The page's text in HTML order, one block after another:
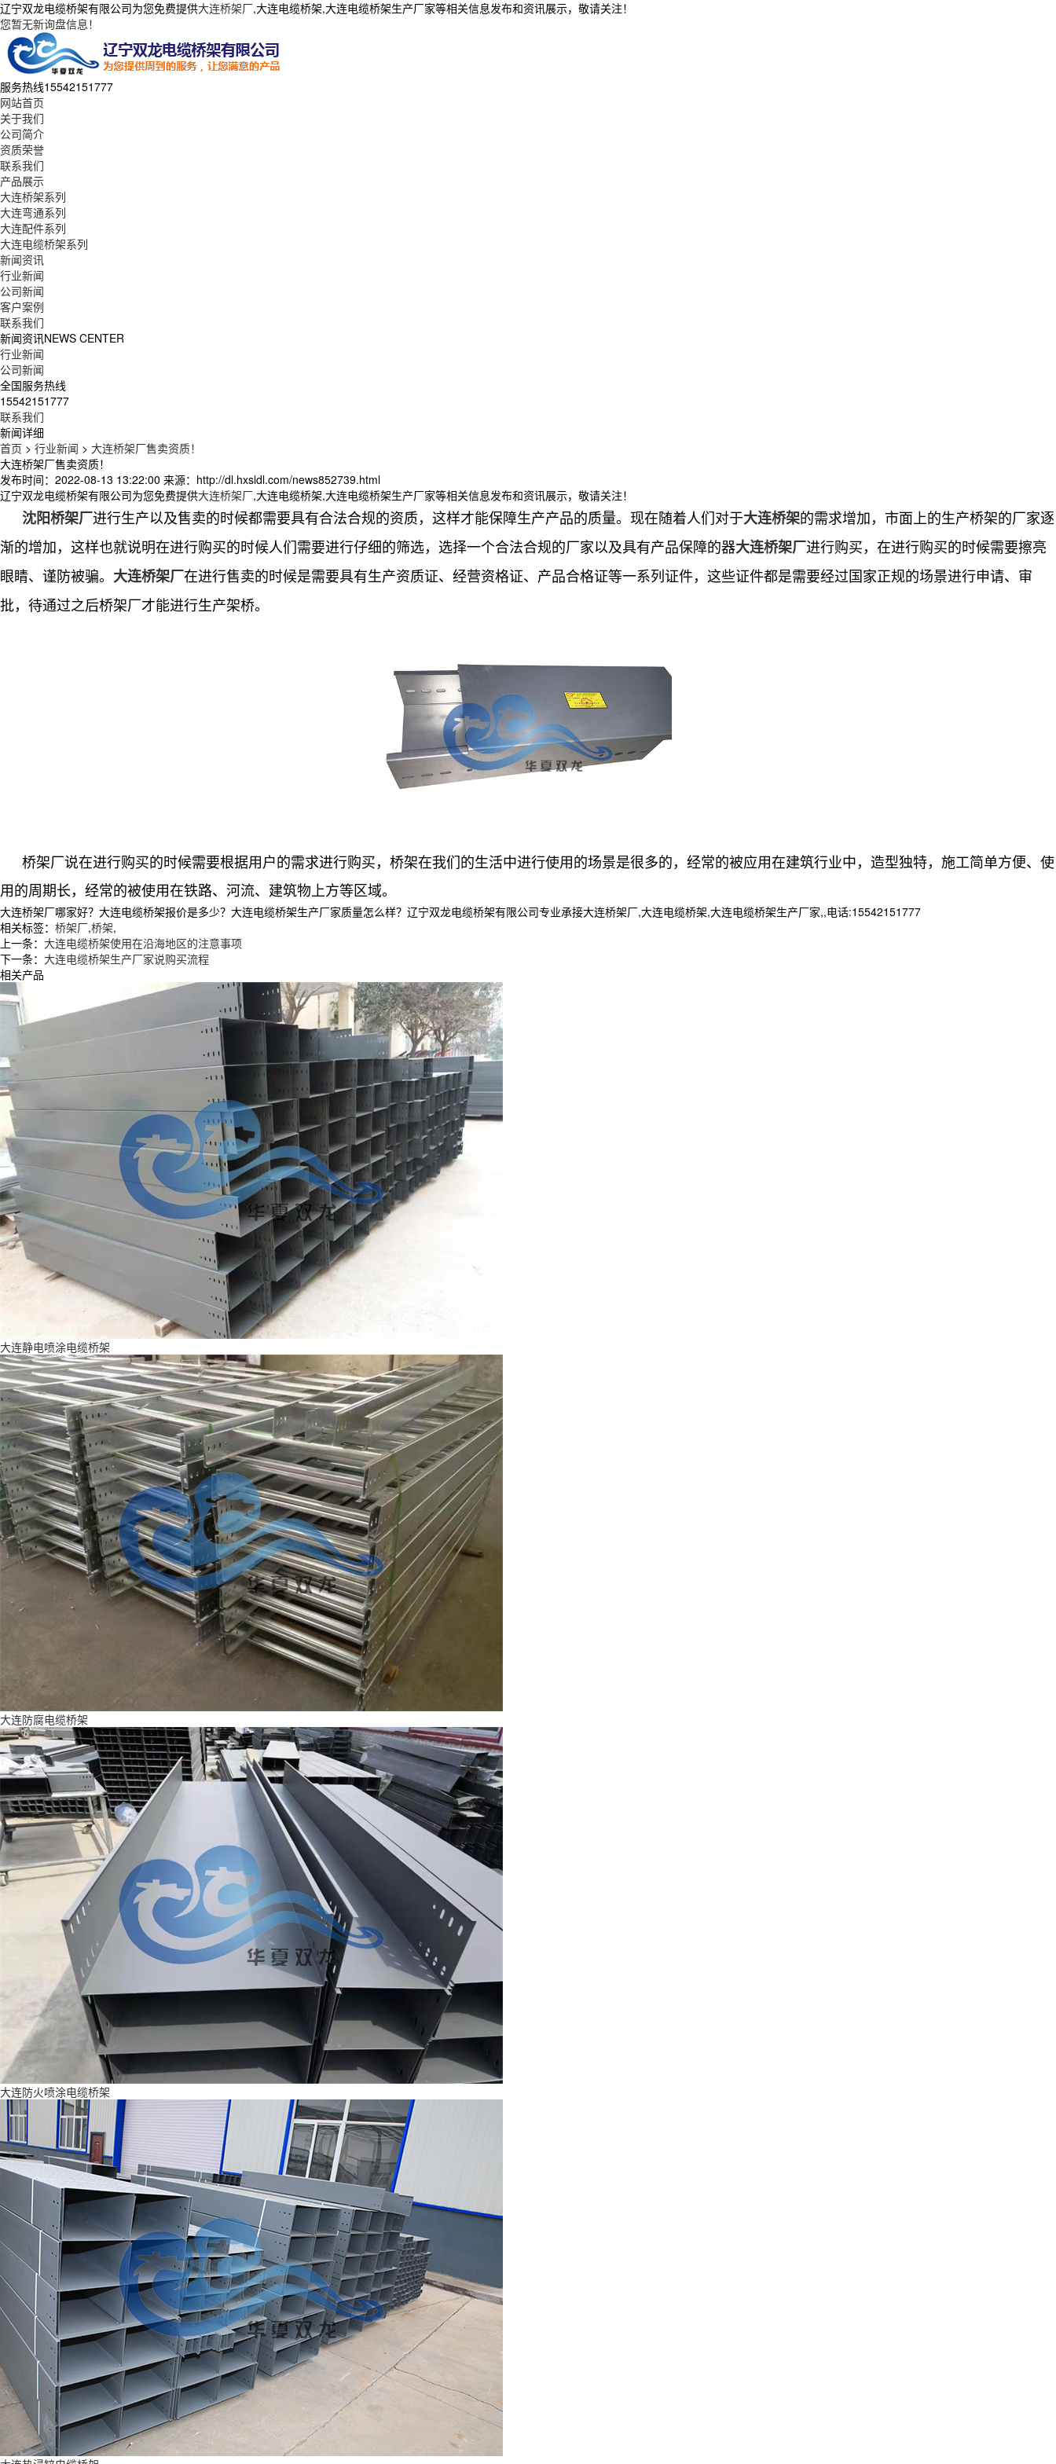
辽宁双龙电缆桥架有限公司为您免费提供大连桥架厂,大连电缆桥架,大连电缆桥架生产厂家等相关信息发布和资讯展示，敬请关注！
您暂无新询盘信息！
服务热线15542151777
网站首页
关于我们
公司简介
资质荣誉
联系我们
产品展示
大连桥架系列
大连弯通系列
大连配件系列
大连电缆桥架系列
新闻资讯
行业新闻
公司新闻
客户案例
联系我们
新闻资讯NEWS CENTER
行业新闻
公司新闻
全国服务热线
15542151777
联系我们
新闻详细
首页 > 行业新闻 > 大连桥架厂售卖资质！
大连桥架厂售卖资质！
发布时间：2022-08-13 13:22:00 来源：http://dl.hxsldl.com/news852739.html
辽宁双龙电缆桥架有限公司为您免费提供大连桥架厂,大连电缆桥架,大连电缆桥架生产厂家等相关信息发布和资讯展示，敬请关注！
沈阳桥架厂进行生产以及售卖的时候都需要具有合法合规的资质，这样才能保障生产产品的质量。现在随着人们对于大连桥架的需求增加，市面上的生产桥架的厂家逐
渐的增加，这样也就说明在进行购买的时候人们需要进行仔细的筛选，选择一个合法合规的厂家以及具有产品保障的器大连桥架厂进行购买，在进行购买的时候需要擦亮
眼睛、谨防被骗。 大连桥架厂在进行售卖的时候是需要具有生产资质证、经营资格证、产品合格证等一系列证件，这些证件都是需要经过国家正规的场景进行申请、审
批，待通过之后桥架厂才能进行生产架桥。
桥架厂说在进行购买的时候需要根据用户的需求进行购买，桥架在我们的生活中进行使用的场景是很多的，经常的被应用在建筑行业中，造型独特，施工简单方便、使
用的周期长，经常的被使用在铁路、河流、建筑物上方等区域。
大连桥架厂哪家好？大连电缆桥架报价是多少？大连电缆桥架生产厂家质量怎么样？辽宁双龙电缆桥架有限公司专业承接大连桥架厂,大连电缆桥架,大连电缆桥架生产厂家,,电话:15542151777
相关标签： 桥架厂,桥架,
上一条： 大连电缆桥架使用在沿海地区的注意事项
下一条： 大连电缆桥架生产厂家说购买流程
相关产品
大连静电喷涂电缆桥架
大连防腐电缆桥架
大连防火喷涂电缆桥架